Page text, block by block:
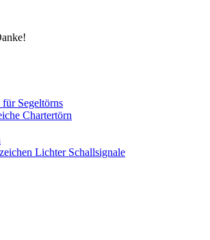
Segeltörns
Chartertörn
Lichter Schallsignale